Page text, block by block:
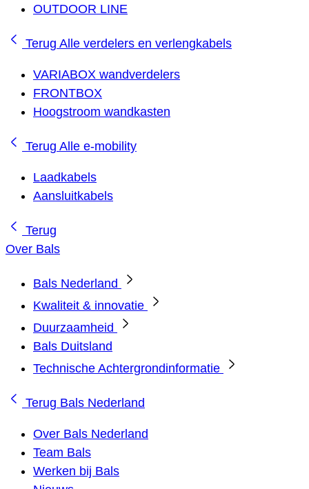
OUTDOOR LINE
Terug Alle verdelers en verlengkabels
VARIABOX wandverdelers
FRONTBOX
Hoogstroom wandkasten
Terug Alle e-mobility
Laadkabels
Aansluitkabels
Terug
Over Bals
Bals Nederland
Kwaliteit & innovatie
Duurzaamheid
Bals Duitsland
Technische Achtergrondinformatie
Terug Bals Nederland
Over Bals Nederland
Team Bals
Werken bij Bals